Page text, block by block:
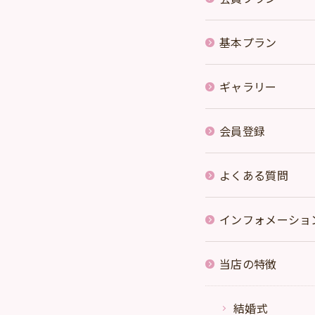
基本プラン
ギャラリー
会員登録
よくある質問
インフォメーショ
当店の特徴
結婚式